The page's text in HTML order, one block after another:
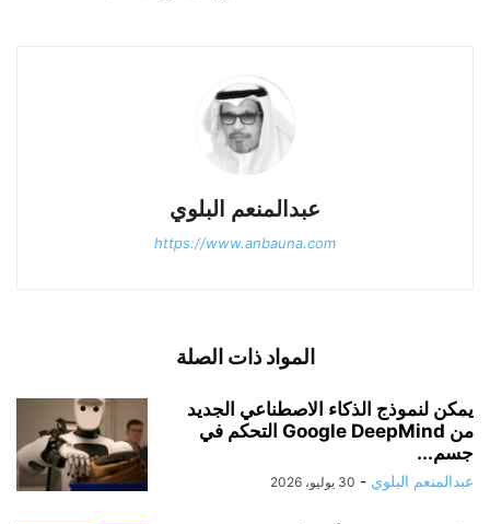
عبدالمنعم البلوي
https://www.anbauna.com
المواد ذات الصلة
يمكن لنموذج الذكاء الاصطناعي الجديد
من Google DeepMind التحكم في
جسم...
عبدالمنعم البلوي - 30 يوليو، 2026